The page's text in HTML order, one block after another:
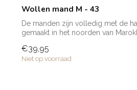
Wollen mand M - 43
De manden zijn volledig met de
gemaakt in het noorden van
€39,95
Niet op voorraad